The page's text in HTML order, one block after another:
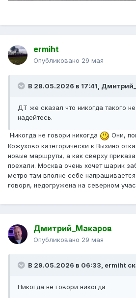
ermiht
Опубликовано 29 мая
В 28.05.2026 в 17:41,
ДТ же сказал что никогда такого
надейтесь.
Никогда не говори никогда
Они,
Кожухово категорически к Выхино
новые маршруты, а как сверху
поехали. Москва очень хочет шарик
метро там вполне себе
говоря, недогружена на северном
Дмитрий_Макаров
Опубликовано 29 мая
В 29.05.2026 в 06:33, ermiht
Никогда не говори никогда